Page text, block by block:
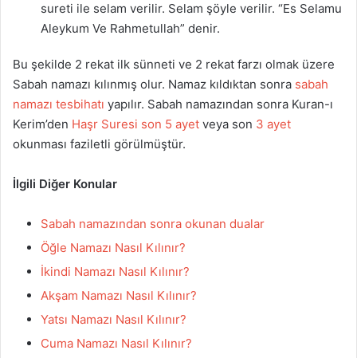
sureti ile selam verilir. Selam şöyle verilir. “Es Selamu
Aleykum Ve Rahmetullah” denir.
Bu şekilde 2 rekat ilk sünneti ve 2 rekat farzı olmak üzere
Sabah namazı kılınmış olur. Namaz kıldıktan sonra sabah
namazı tesbihatı yapılır. Sabah namazından sonra Kuran-ı
Kerim’den Haşr Suresi son 5 ayet veya son 3 ayet
okunması faziletli görülmüştür.
İlgili Diğer Konular
Sabah namazından sonra okunan dualar
Öğle Namazı Nasıl Kılınır?
İkindi Namazı Nasıl Kılınır?
Akşam Namazı Nasıl Kılınır?
Yatsı Namazı Nasıl Kılınır?
Cuma Namazı Nasıl Kılınır?